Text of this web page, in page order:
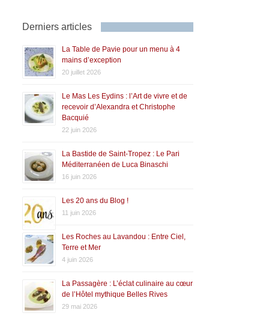
Derniers articles
La Table de Pavie pour un menu à 4
mains d’exception
20 juillet 2026
Le Mas Les Eydins : l’Art de vivre et de
recevoir d’Alexandra et Christophe
Bacquié
22 juin 2026
La Bastide de Saint-Tropez : Le Pari
Méditerranéen de Luca Binaschi
16 juin 2026
Les 20 ans du Blog !
11 juin 2026
Les Roches au Lavandou : Entre Ciel,
Terre et Mer
4 juin 2026
La Passagère : L’éclat culinaire au cœur
de l’Hôtel mythique Belles Rives
29 mai 2026